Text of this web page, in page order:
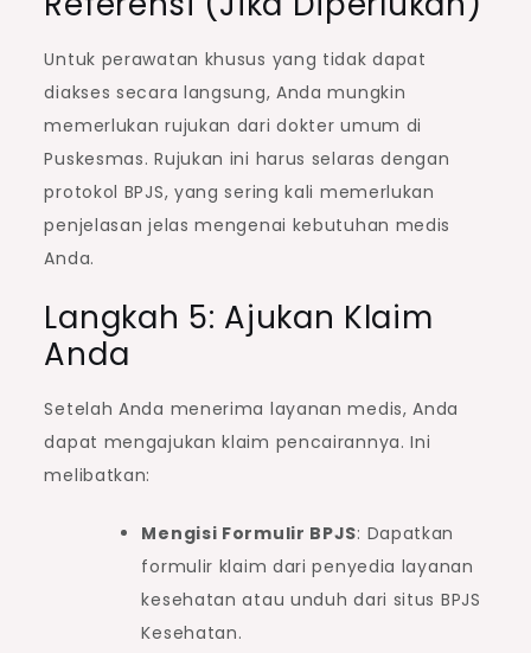
Untuk perawatan khusus yang tidak dapat
diakses secara langsung, Anda mungkin
memerlukan rujukan dari dokter umum di
Puskesmas. Rujukan ini harus selaras dengan
protokol BPJS, yang sering kali memerlukan
penjelasan jelas mengenai kebutuhan medis
Anda.
Langkah 5: Ajukan Klaim
Anda
Setelah Anda menerima layanan medis, Anda
dapat mengajukan klaim pencairannya. Ini
melibatkan:
Mengisi Formulir BPJS: Dapatkan
formulir klaim dari penyedia layanan
kesehatan atau unduh dari situs BPJS
Kesehatan.